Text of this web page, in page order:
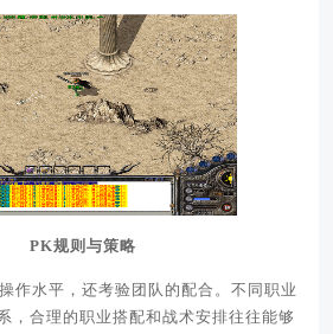
PK规则与策略
作水平，还考验团队的配合。不同职业
，合理的职业搭配和战术安排往往能够